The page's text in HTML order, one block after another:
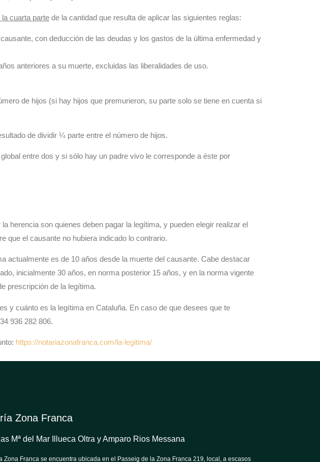
la cuarta parte de la cantidad que resulta de aplicar las siguientes reglas:
con deducción de las deudas y los gastos de la última enfermedad y
anteriores a su muerte, excluidas las liberalidades de uso.
de hijos (si hay hijos que premurieron, su parte solo se tiene en cuenta si
de dividir ¼ parte entre el número de hijos.
entre dos y si sólo hay un padre vivo le corresponde a éste por
herencia son quienes deben pagar la legítima, y pueden elegir realizar el
que el causante no hubiera indicado lo contrario.
actualmente es de 10 años desde la muerte del causante. Cabe destacar
inicialmente 30 años, en norma posterior 15 años, y en la norma vigente
prescripción de la legítima.
y cuánto es la legítima en Cataluña. En caso de que desees que te
936 282 806.
https://notariazonafranca.com/la-legitima/
Zona Franca
Mª del Mar Illueca Oltra y Amparo Rios Messana
Zona Franca se encuentra ubicada en el Passeig de la Zona Franca 219, local, a escasos